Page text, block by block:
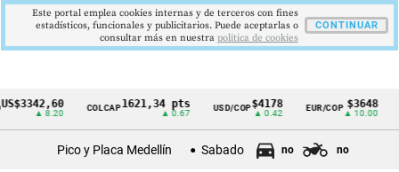
CintilloCOLCAP1621,34 pts USD/COP$4178
▲ 0.42
EUR/COP $3648
▲ 10.00
Pico y Placa Medellín Sabado no no
Este portal emplea cookies internas y de terceros con fines
estadísticos, funcionales y publicitarios. Puede aceptarlas o
consultar más en nuestra politica de cookies
CONTINUAR